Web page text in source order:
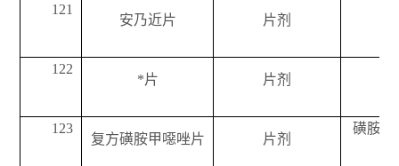
121
安乃近片 片剂
122
*片 片剂
123
复方磺胺甲噁唑片 片剂
磺胺甲